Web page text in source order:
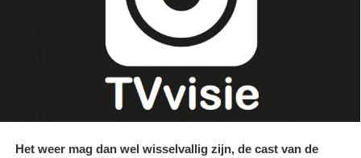
Het weer mag dan wel wisselvallig zijn, de cast van de